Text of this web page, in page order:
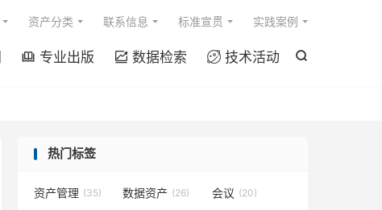

 专业出版  数据检索  技术活动
资产分类 联系信息 标准宣贯 实践案例
热门标签
资产管理 (35) 数据资产 (26) 会议 (20)